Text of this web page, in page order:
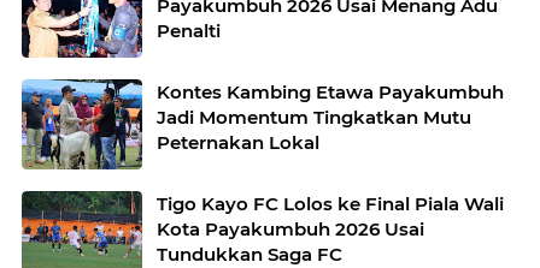
Payakumbuh 2026 Usai Menang Adu
Penalti
Kontes Kambing Etawa Payakumbuh
Jadi Momentum Tingkatkan Mutu
Peternakan Lokal
Tigo Kayo FC Lolos ke Final Piala Wali
Kota Payakumbuh 2026 Usai
Tundukkan Saga FC